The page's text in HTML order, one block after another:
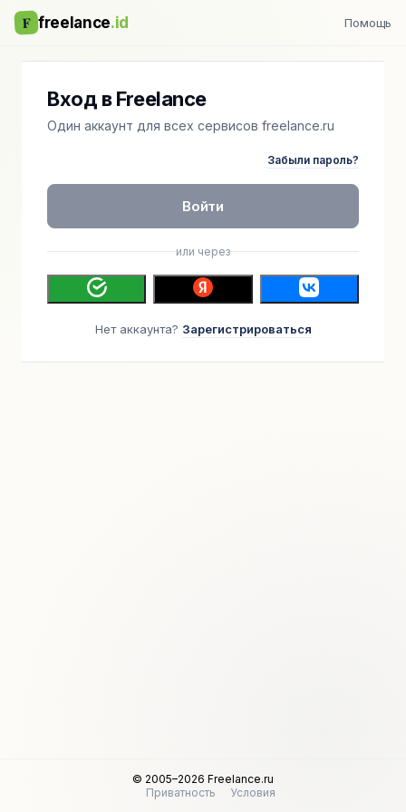
F freelance.id Помощь
Вход в Freelance
Один аккаунт для всех сервисов freelance.ru
Забыли пароль?
Войти
или через
Нет аккаунта? Зарегистрироваться
© 2005–2026 Freelance.ru
Приватность
Условия